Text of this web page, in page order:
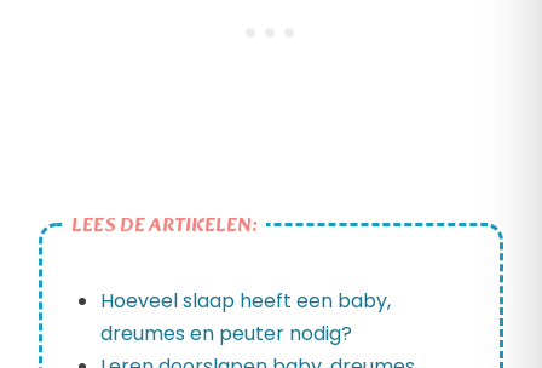
LEES DE ARTIKELEN:
Hoeveel slaap heeft een baby,
dreumes en peuter nodig?